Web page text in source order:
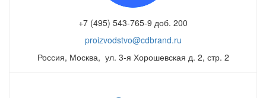
+7 (495) 543-765-9 доб. 200
proizvodstvo@cdbrand.ru
Россия, Москва, ул. 3-я Хорошевская д. 2, стр. 2